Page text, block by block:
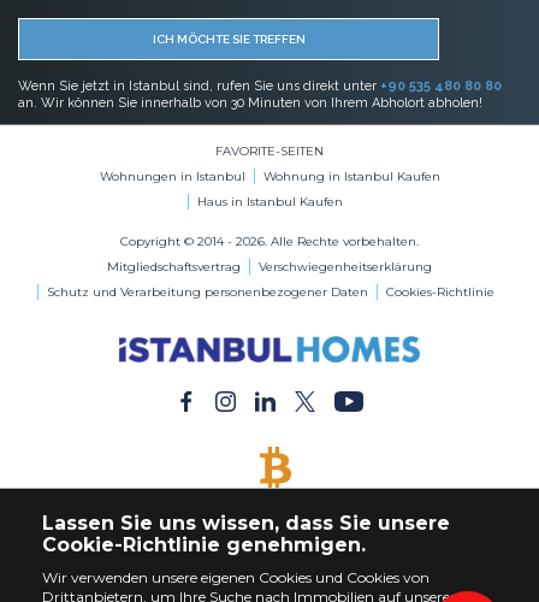
ICH MÖCHTE SIE TREFFEN
Wenn Sie jetzt in Istanbul sind, rufen Sie uns direkt unter +90 535 480 80 80
an. Wir können Sie innerhalb von 30 Minuten von Ihrem Abholort abholen!
FAVORITE-SEITEN
Wohnungen in Istanbul
Wohnung in Istanbul Kaufen
Haus in Istanbul Kaufen
Copyright © 2014 - 2026. Alle Rechte vorbehalten.
Mitgliedschaftsvertrag
Verschwiegenheitserklärung
Schutz und Verarbeitung personenbezogener Daten
Cookies-Richtlinie
Kaufen Sie jede Immobilie mit Bitcoin-Zahlung
Lassen Sie uns wissen, dass Sie unsere
Cookie-Richtlinie genehmigen.
Wir verwenden unsere eigenen Cookies und Cookies von
Drittanbietern, um Ihre Suche nach Immobilien auf unserer